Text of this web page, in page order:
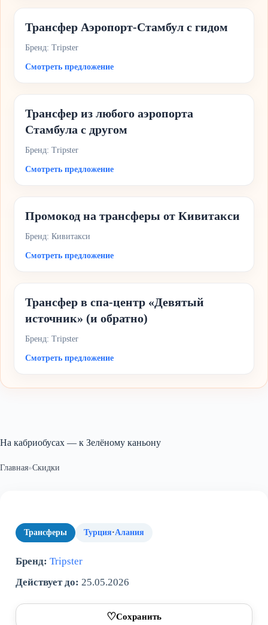
Трансфер Аэропорт-Стамбул с гидом
Бренд: Tripster
Смотреть предложение
​​Трансфер из любого аэропорта
Стамбула с другом
Бренд: Tripster
Смотреть предложение
Промокод на трансферы от Кивитакси
Бренд: Кивитакси
Смотреть предложение
Трансфер в спа-центр «Девятый
источник» (и обратно)
Бренд: Tripster
Смотреть предложение
На кабриобусах — к Зелёному каньону
Главная»Скидки
Трансферы Турция·Алания
Бренд: Tripster
Действует до: 25.05.2026
♡Сохранить